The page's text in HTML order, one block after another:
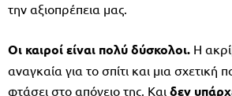
την αξιοπρέπεια μας.
Οι καιροί είναι πολύ δύσκολοι. Η
αναγκαία για το σπίτι και μια σχετική
φτάσει στο απόγειο της. Και δεν